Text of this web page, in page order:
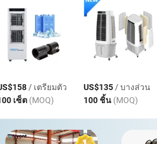
/ เตรียมตัว
เซ็ต (MOQ)
US$135/ บางส่วน
100 ชิ้น (MOQ)